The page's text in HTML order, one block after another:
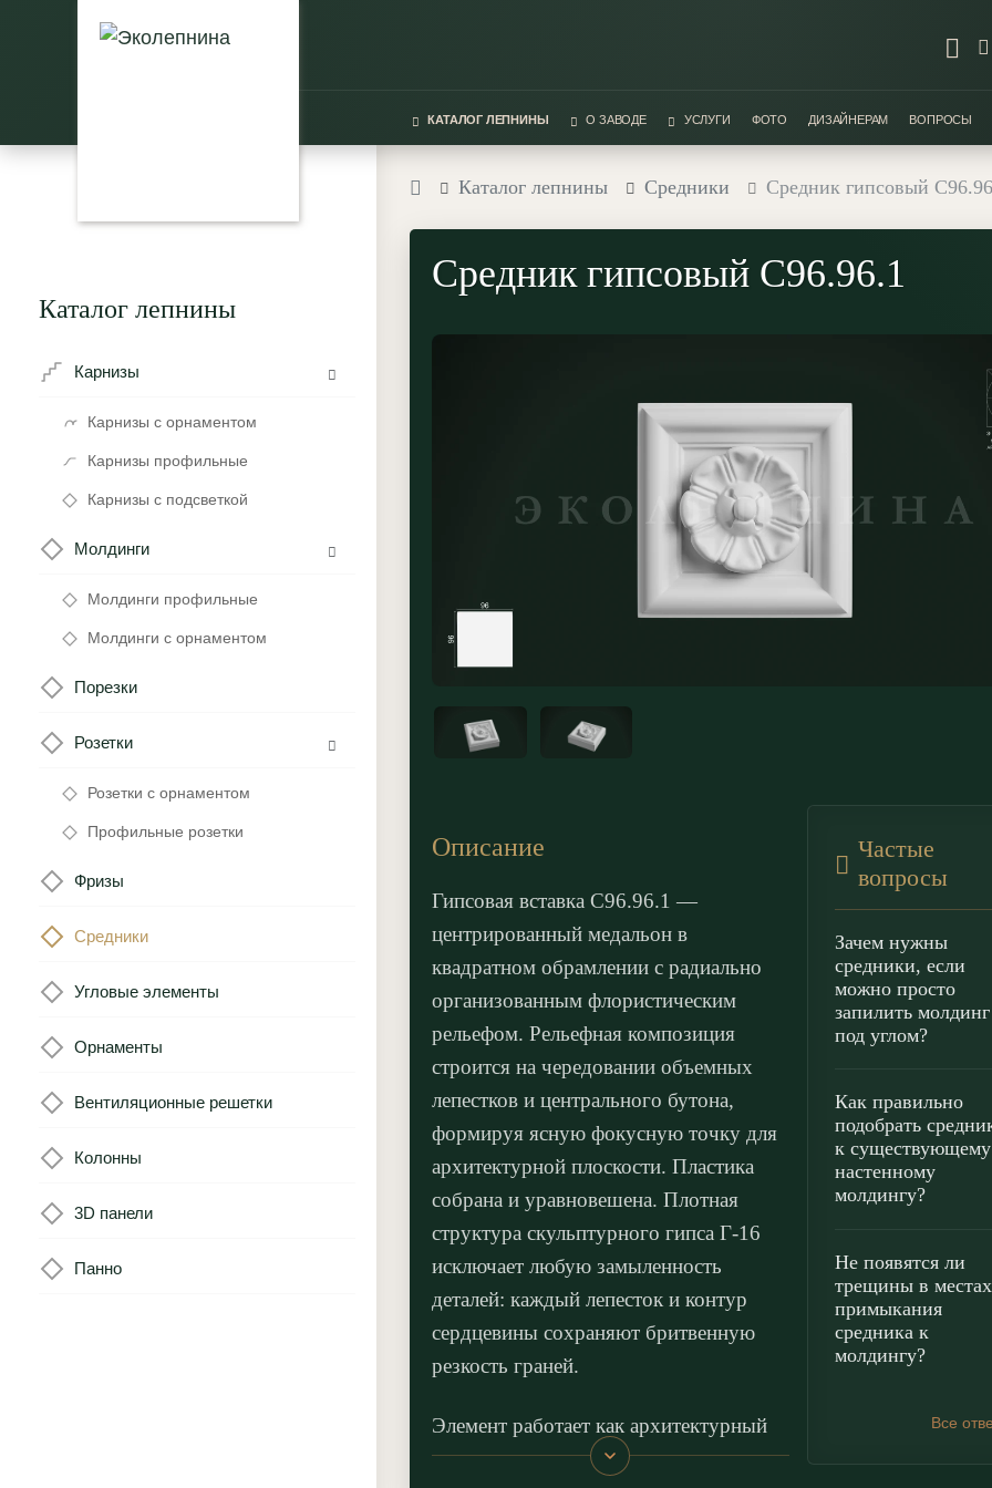
КАТАЛОГ ЛЕПНИНЫ О ЗАВОДЕ УСЛУГИ ФОТО ДИЗАЙНЕРАМ ВОПРОСЫ
Каталог лепнины
Карнизы
Карнизы с орнаментом
Карнизы профильные
Карнизы с подсветкой
Молдинги
Молдинги профильные
Молдинги с орнаментом
Порезки
Розетки
Розетки с орнаментом
Профильные розетки
Фризы
Средники
Угловые элементы
Орнаменты
Вентиляционные решетки
Колонны
3D панели
Панно
Каталог лепнины Средники Средник гипсовый
Средник гипсовый С96.96.1
Описание
Гипсовая вставка С96.96.1 —
центрированный медальон в
квадратном обрамлении с радиально
организованным флористическим
рельефом. Рельефная композиция
строится на чередовании объемных
лепестков и центрального бутона,
формируя ясную фокусную точку для
архитектурной плоскости. Пластика
собрана и уравновешена. Плотная
структура скульптурного гипса Г-16
исключает любую замыленность
деталей: каждый лепесток и контур
сердцевины сохраняют бритвенную
резкость граней.
Элемент работает как архитектурный
акцент и центральная вставка в
Частые
вопросы
Зачем нужны
средники, если
можно просто
запилить молдинг
под углом?
Как правильно
подобрать
к существующему
настенному
молдингу?
Не появятся ли
трещины в местах
примыкания
средника к
молдингу?
Все